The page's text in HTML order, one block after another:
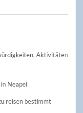
Aktivitäten
Neapel
reisen bestimmt